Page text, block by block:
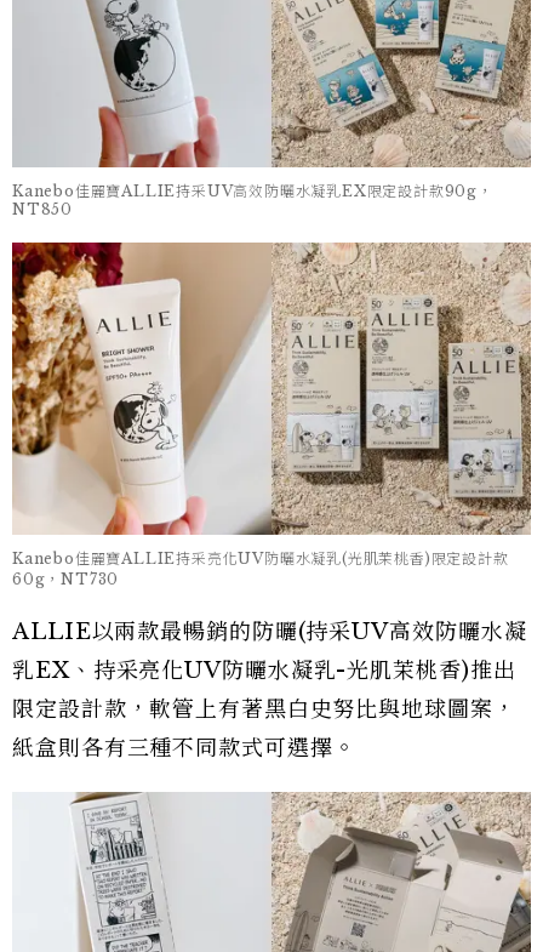
Kanebo佳麗寶ALLIE持采UV高效防曬水凝乳EX限定設計款90g，
NT850
Kanebo佳麗寶ALLIE持采亮化UV防曬水凝乳(光肌茉桃香)限定設計款
60g，NT730
ALLIE以兩款最暢銷的防曬(持采UV高效防曬水凝
乳EX、持采亮化UV防曬水凝乳-光肌茉桃香)推出
限定設計款，軟管上有著黑白史努比與地球圖案，
紙盒則各有三種不同款式可選擇。